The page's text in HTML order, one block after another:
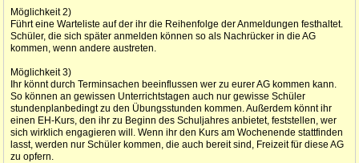
Möglichkeit 2)
Führt eine Warteliste auf der ihr die Reihenfolge der Anmeldungen festhaltet.
Schüler, die sich später anmelden können so als Nachrücker in die AG
kommen, wenn andere austreten.
Möglichkeit 3)
Ihr könnt durch Terminsachen beeinflussen wer zu eurer AG kommen kann.
So können an gewissen Unterrichtstagen auch nur gewisse Schüler
stundenplanbedingt zu den Übungsstunden kommen. Außerdem könnt ihr
einen EH-Kurs, den ihr zu Beginn des Schuljahres anbietet, feststellen, wer
sich wirklich engagieren will. Wenn ihr den Kurs am Wochenende stattfinden
lasst, werden nur Schüler kommen, die auch bereit sind, Freizeit für diese AG
zu opfern.